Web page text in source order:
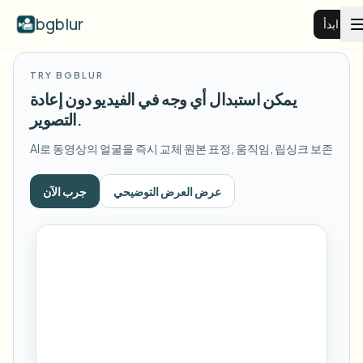
bgblur ابدأ
أمثلة
عرض جميع الأمثلة
الميزات
TRY BGBLUR
يمكن استبدال أي وجه في الفيديو دون إعادة
التصوير.
AI로 동영상의 얼굴을 즉시 교체 원본 표정, 움직임, 립싱크 보존
جرب الآن عرض العرض التوضيحي